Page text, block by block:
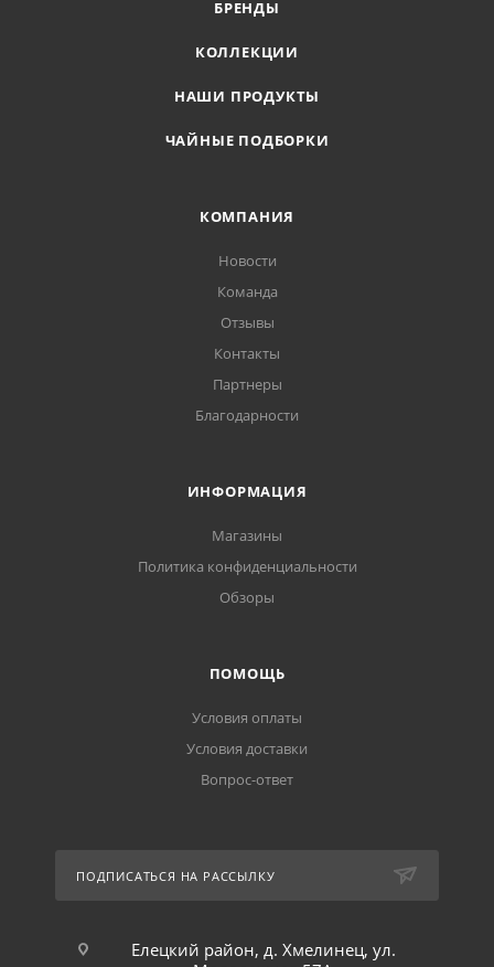
БРЕНДЫ
КОЛЛЕКЦИИ
НАШИ ПРОДУКТЫ
ЧАЙНЫЕ ПОДБОРКИ
КОМПАНИЯ
Новости
Команда
Отзывы
Контакты
Партнеры
Благодарности
ИНФОРМАЦИЯ
Магазины
Политика конфиденциальности
Обзоры
ПОМОЩЬ
Условия оплаты
Условия доставки
Вопрос-ответ
ПОДПИСАТЬСЯ НА РАССЫЛКУ
Елецкий район, д. Хмелинец, ул.